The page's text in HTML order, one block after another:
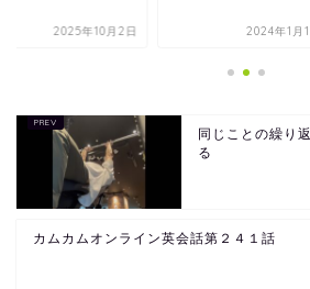
2025年10月2日 2024年1月
同じことの繰り
る
カムカムオンライン英会話第２４１話